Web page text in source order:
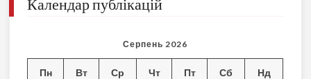
Календар публікацій
Серпень 2026
Пн Вт Ср Чт Пт Сб Нд